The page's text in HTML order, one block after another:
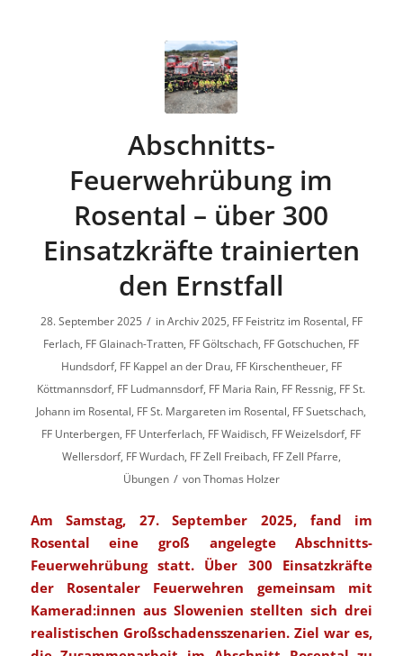
Abschnitts-
Feuerwehrübung im
Rosental – über 300
Einsatzkräfte trainierten
den Ernstfall
28. September 2025 / inArchiv 2025, FF Feistritz im Rosental, FF
Ferlach, FF Glainach-Tratten, FF Göltschach, FF Gotschuchen, FF
Hundsdorf, FF Kappel an der Drau, FF Kirschentheuer, FF
Köttmannsdorf, FF Ludmannsdorf, FF Maria Rain, FF Ressnig, FF St.
Johann im Rosental, FF St. Margareten im Rosental, FF Suetschach,
FF Unterbergen, FF Unterferlach, FF Waidisch, FF Weizelsdorf, FF
Wellersdorf, FF Wurdach, FF Zell Freibach, FF Zell Pfarre,
Übungen / vonThomas Holzer
Am Samstag, 27. September 2025, fand im
Rosental eine groß angelegte Abschnitts-
Feuerwehrübung statt. Über 300 Einsatzkräfte
der Rosentaler Feuerwehren gemeinsam mit
Kamerad:innen aus Slowenien stellten sich drei
realistischen Großschadensszenarien. Ziel war es,